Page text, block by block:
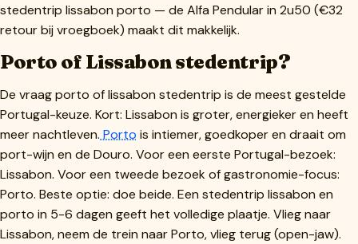
stedentrip lissabon porto — de Alfa Pendular in 2u50 (€32
retour bij vroegboek) maakt dit makkelijk.
Porto of Lissabon stedentrip?
De vraag porto of lissabon stedentrip is de meest gestelde
Portugal-keuze. Kort: Lissabon is groter, energieker en heeft
meer nachtleven. Porto is intiemer, goedkoper en draait om
port-wijn en de Douro. Voor een eerste Portugal-bezoek:
Lissabon. Voor een tweede bezoek of gastronomie-focus:
Porto. Beste optie: doe beide. Een stedentrip lissabon en
porto in 5-6 dagen geeft het volledige plaatje. Vlieg naar
Lissabon, neem de trein naar Porto, vlieg terug (open-jaw).